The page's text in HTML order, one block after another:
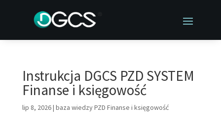
Instrukcja DGCS PZD SYSTEM
Finanse i księgowość
lip 8, 2026| baza wiedzy PZD Finanse i księgowość